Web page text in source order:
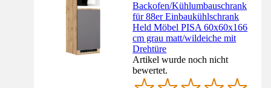
Backofen/Kühlumbauschrank
für 88er Einbaukühlschrank
Held Möbel PISA 60x60x166
cm grau matt/wildeiche mit
Drehtüre
Artikel wurde noch nicht
bewertet.